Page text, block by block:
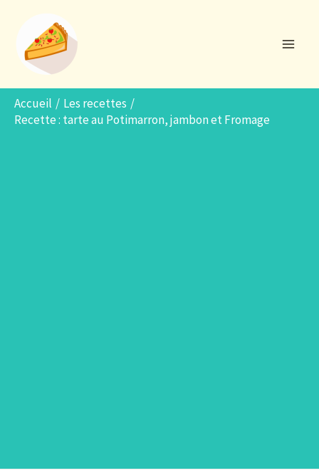
contenu
Accueil
Les recettes
Recette : tarte au Potimarron, jambon et Fromage